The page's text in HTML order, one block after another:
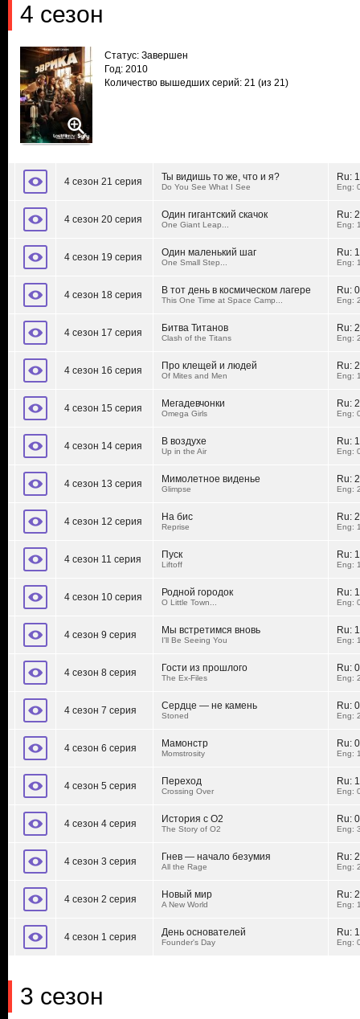
4 сезон
Статус: Завершен
Год: 2010
Количество вышедших серий: 21 (из 21)
4 сезон 21 серия Ты видишь то же, что и я?
Do You See What I See
Ru:
Eng:
4 сезон 20 серия Один гигантский скачок
One Giant Leap...
Ru:
Eng:
4 сезон 19 серия Один маленький шаг
One Small Step...
Ru:
Eng:
4 сезон 18 серия В тот день в космическом лагере
This One Time at Space Camp...
Ru:
Eng:
4 сезон 17 серия Битва Титанов
Clash of the Titans
Ru:
Eng:
4 сезон 16 серия Про клещей и людей
Of Mites and Men
Ru:
Eng:
4 сезон 15 серия Мегадевчонки
Omega Girls
Ru:
Eng:
4 сезон 14 серия В воздухе
Up in the Air
Ru:
Eng:
4 сезон 13 серия Мимолетное виденье
Glimpse
Ru:
Eng:
4 сезон 12 серия На бис
Reprise
Ru:
Eng:
4 сезон 11 серия Пуск
Liftoff
Ru:
Eng:
4 сезон 10 серия Родной городок
O Little Town...
Ru:
Eng:
4 сезон 9 серия Мы встретимся вновь
I'll Be Seeing You
Ru:
Eng:
4 сезон 8 серия Гости из прошлого
The Ex-Files
Ru:
Eng:
4 сезон 7 серия Сердце — не камень
Stoned
Ru:
Eng:
4 сезон 6 серия Мамонстр
Momstrosity
Ru:
Eng:
4 сезон 5 серия Переход
Crossing Over
Ru:
Eng:
4 сезон 4 серия История с О2
The Story of O2
Ru:
Eng:
4 сезон 3 серия Гнев — начало безумия
All the Rage
Ru:
Eng:
4 сезон 2 серия Новый мир
A New World
Ru:
Eng:
4 сезон 1 серия День основателей
Founder's Day
Ru:
Eng:
3 сезон